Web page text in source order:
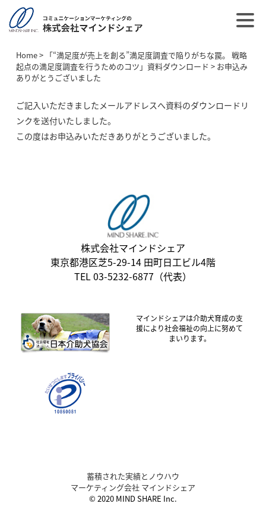
Home> 「“満足度が売上を創る”満足度調査で陥りがちな罠。 戦略
起点の満足度調査を行うためのコツ」資料ダウンロード > お申込み
ありがとうございました
ご記入いただきましたメールアドレスへ資料のダウンロードリ
ンクを送付いたしました。
この度はお申込みいただきありがとうございました。
株式会社マインドシェア
東京都港区芝5-29-14 田町日工ビル4階
TEL 03-5232-6877（代表）
マインドシェアは介助犬育成の支
援により社会福祉の向上に努めて
まいります。
蓄積された実績とノウハウ
マーケティング会社 マインドシェア
© 2020 MIND SHARE Inc.